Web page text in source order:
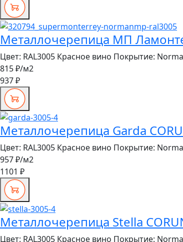
Металлочерепица МП
Цвет: RAL3005 Красное вино Покрытие:
815 ₽/м2
937 ₽
Металлочерепица Garda
Цвет: RAL3005 Красное вино Покрытие:
957 ₽/м2
1101 ₽
Металлочерепица Stella
Цвет: RAL3005 Красное вино Покрытие: